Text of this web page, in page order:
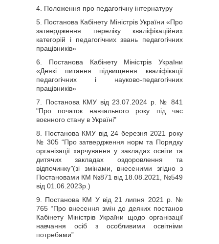
4. Положення про педагогічну інтернатуру
5. Постанова Кабінету Міністрів України «Про
затвердження переліку кваліфікаційних
категорій і педагогічних звань педагогічних
працівників»
6. Постанова Кабінету Міністрів України
«Деякі питання підвищення кваліфікації
педагогічних і науково-педагогічних
працівників»
7. Постанова КМУ від 23.07.2024 р. № 841
"Про початок навчального року під час
воєнного стану в Україні"
8. Постанова КМУ від 24 березня 2021 року
№ 305 “Про затвердження норм та Порядку
організації харчування у закладах освіти та
дитячих закладах оздоровлення та
відпочинку”(зі змінами, внесеними згідно з
Постановами КМ №871 від 18.08.2021, №549
від 01.06.2023р.)
9. Постанова КМ У від 21 липня 2021 р. №
765 “Про внесення змін до деяких постанов
Кабінету Міністрів України щодо організації
навчання осіб з особливими освітніми
потребами”